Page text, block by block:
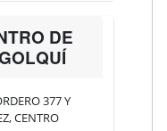
DE
377 Y
CENTRO